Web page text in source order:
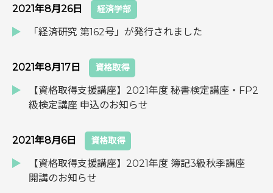
2021年8月26日 経済学部
「経済研究 第162号」が発行されました
2021年8月17日 資格取得
【資格取得支援講座】2021年度 秘書検定講座・FP2
級検定講座 申込のお知らせ
2021年8月6日 資格取得
【資格取得支援講座】2021年度 簿記3級秋季講座
開講のお知らせ